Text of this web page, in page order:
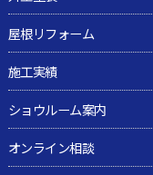
屋根リフォーム
施工実績
ショウルーム案内
オンライン相談